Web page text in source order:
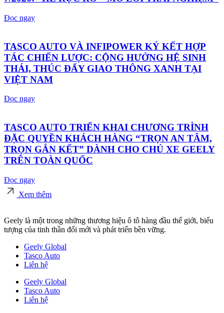
Đọc ngay
TASCO AUTO VÀ INFIPOWER KÝ KẾT HỢP
TÁC CHIẾN LƯỢC: CỘNG HƯỞNG HỆ SINH
THÁI, THÚC ĐẨY GIAO THÔNG XANH TẠI
VIỆT NAM
Đọc ngay
TASCO AUTO TRIỂN KHAI CHƯƠNG TRÌNH
ĐẶC QUYỀN KHÁCH HÀNG “TRỌN AN TÂM,
TRỌN GẮN KẾT” DÀNH CHO CHỦ XE GEELY
TRÊN TOÀN QUỐC
Đọc ngay
Xem thêm
Geely là một trong những thương hiệu ô tô hàng đầu thế giới, biểu
tượng của tinh thần đổi mới và phát triển bền vững.
Geely Global
Tasco Auto
Liên hệ
Geely Global
Tasco Auto
Liên hệ